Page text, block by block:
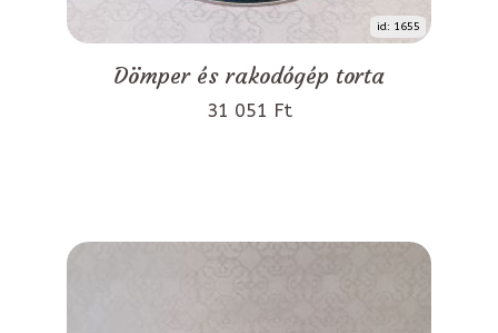
id: 1655
Dömper és rakodógép torta
31 051 Ft